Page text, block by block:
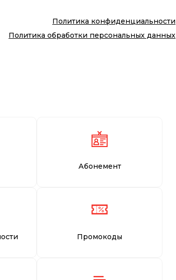
Политика конфиденциальности
Политика обработки персональных данных
Абонемент
Промокоды